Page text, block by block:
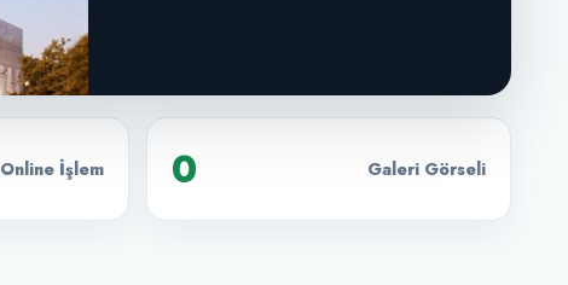
Online İşlem 0 Galeri Görseli